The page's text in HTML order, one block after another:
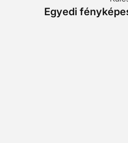
Egyedi